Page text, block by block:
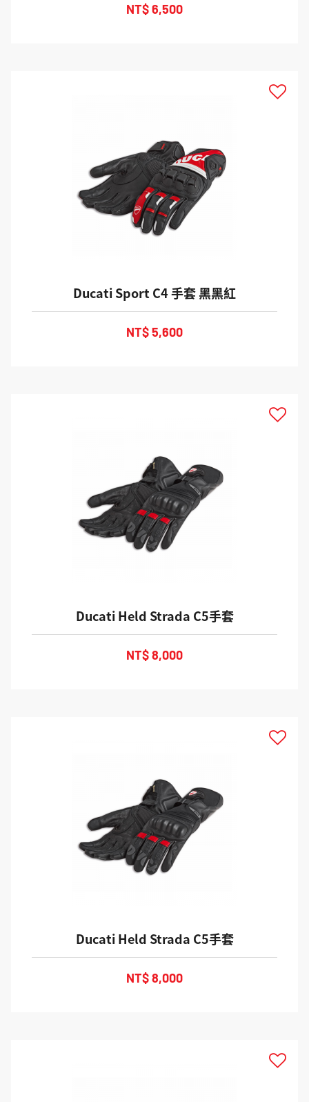
NT$ 6,500
Ducati Sport C4 手套 黑黑紅
NT$ 5,600
Ducati Held Strada C5手套
NT$ 8,000
Ducati Held Strada C5手套
NT$ 8,000